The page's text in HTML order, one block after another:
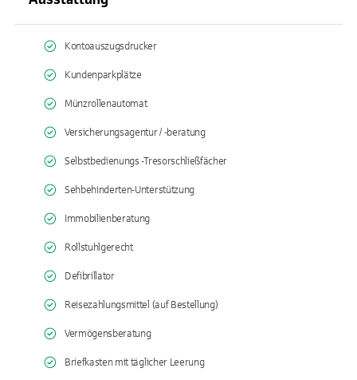
Kontoauszugsdrucker
Kundenparkplätze
Münzrollenautomat
Versicherungsagentur / -beratung
Selbstbedienungs -Tresorschließfächer
Sehbehinderten-Unterstützung
Immobilienberatung
Rollstuhlgerecht
Defibrillator
Reisezahlungsmittel (auf Bestellung)
Vermögensberatung
Briefkasten mit täglicher Leerung